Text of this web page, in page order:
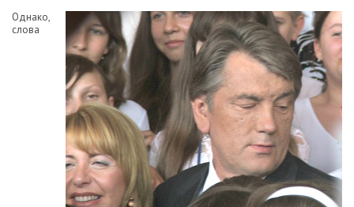
Однако,
слова